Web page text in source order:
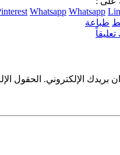
Whatsapp Whatsapp
طباعة
تعليقاً
بريدك الإلكتروني. الحقول